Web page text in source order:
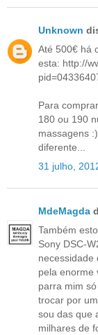
Unknown
Até 500€ há
esta: http://
Para
180 ou 190
massagens
diferente...
31 julho,
MdeMagda
Também
Sony DSC-
necessidade
pela enorme
parra mim
trocar por
sou das que
milhares de